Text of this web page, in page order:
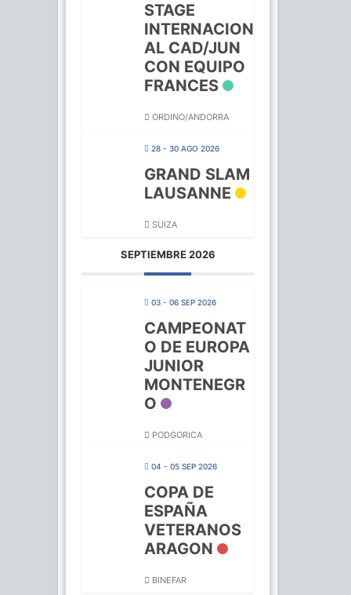
STAGE
INTERNACION
AL CAD/JUN
CON EQUIPO
FRANCES
ORDINO/ANDORRA
28 - 30 AGO 2026
GRAND SLAM
LAUSANNE
SUIZA
SEPTIEMBRE 2026
03 - 06 SEP 2026
CAMPEONAT
O DE EUROPA
JUNIOR
MONTENEGR
O
PODGORICA
04 - 05 SEP 2026
COPA DE
ESPAÑA
VETERANOS
ARAGON
BINEFAR